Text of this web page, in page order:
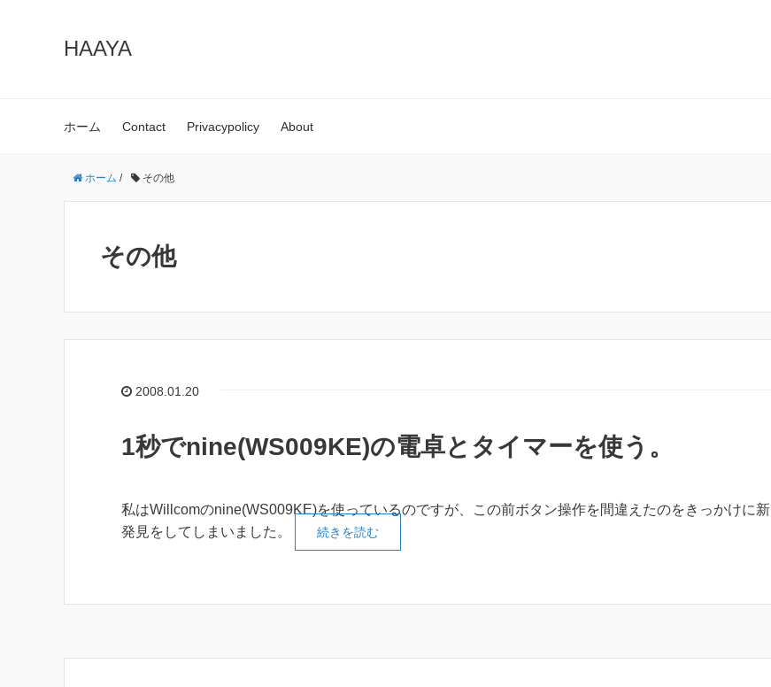
HAAYA
ホーム Contact Privacypolicy About
ホーム / その他
その他
2008.01.20
1秒でnine(WS009KE)の電卓とタイマーを使う。
私はWillcomのnine(WS009KE)を使っているのですが、この前ボタン操作を間違えたのをきっかけに新
発見をしてしまいました。
続きを読む